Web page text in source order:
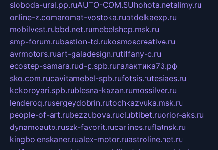
sloboda-ural.pp.ruAUTO-COM.SUhohota.netalimy.ru
online-z.comaromat-vostoka.ruotdelkaexp.ru
mobilvest.rubbd.net.rumebelshop.msk.ru
smp-forum.rubastion-td.rukosmoscreative.ru
avrmotors.ruart-galadesign.rutiffany-c.ru
ecostep-samara.rud-p.spb.ruгалактика73.рф
sko.com.rudavitamebel-spb.rufotsis.rutesiaes.ru
kokoroyari.spb.rublesna-kazan.rumossilver.ru
lenderoq.rusergeydobrin.rutochkazvuka.msk.ru
people-of-art.rubezzubova.ruclubtibet.ruorior-aks.ru
dynamoauto.ruszk-favorit.rucarlines.ruflatnsk.ru
kingbolenskaner.rualex-motor.ruastroline.net.ru